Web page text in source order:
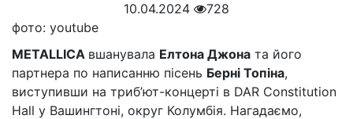
10.04.2024
728
фото: youtube
METALLICA вшанувала Елтона Джона та його
партнера по написанню пісень Берні Топіна,
виступивши на триб’ют-концерті в DAR Constitution
Hall у Вашингтоні, округ Колумбія. Нагадаємо,